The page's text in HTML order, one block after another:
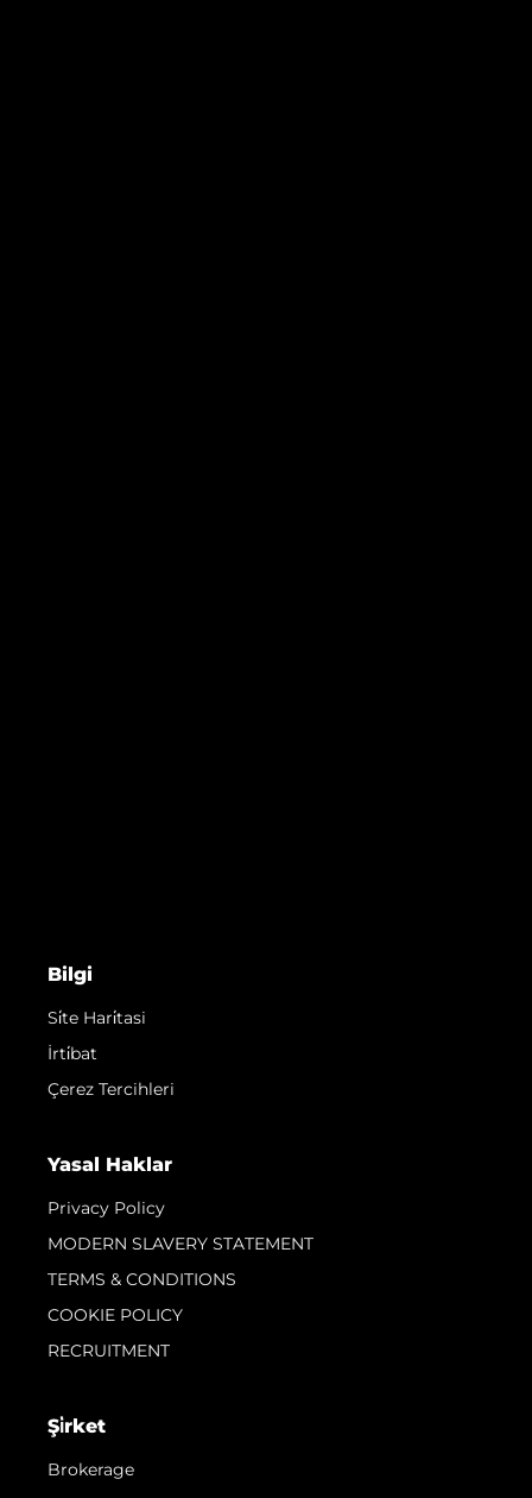
Bilgi
Si̇te Hari̇tasi
İrti̇bat
Çerez Tercihleri
Yasal Haklar
Privacy Policy
MODERN SLAVERY STATEMENT
TERMS & CONDITIONS
COOKIE POLICY
RECRUITMENT
Şi̇rket
Brokerage